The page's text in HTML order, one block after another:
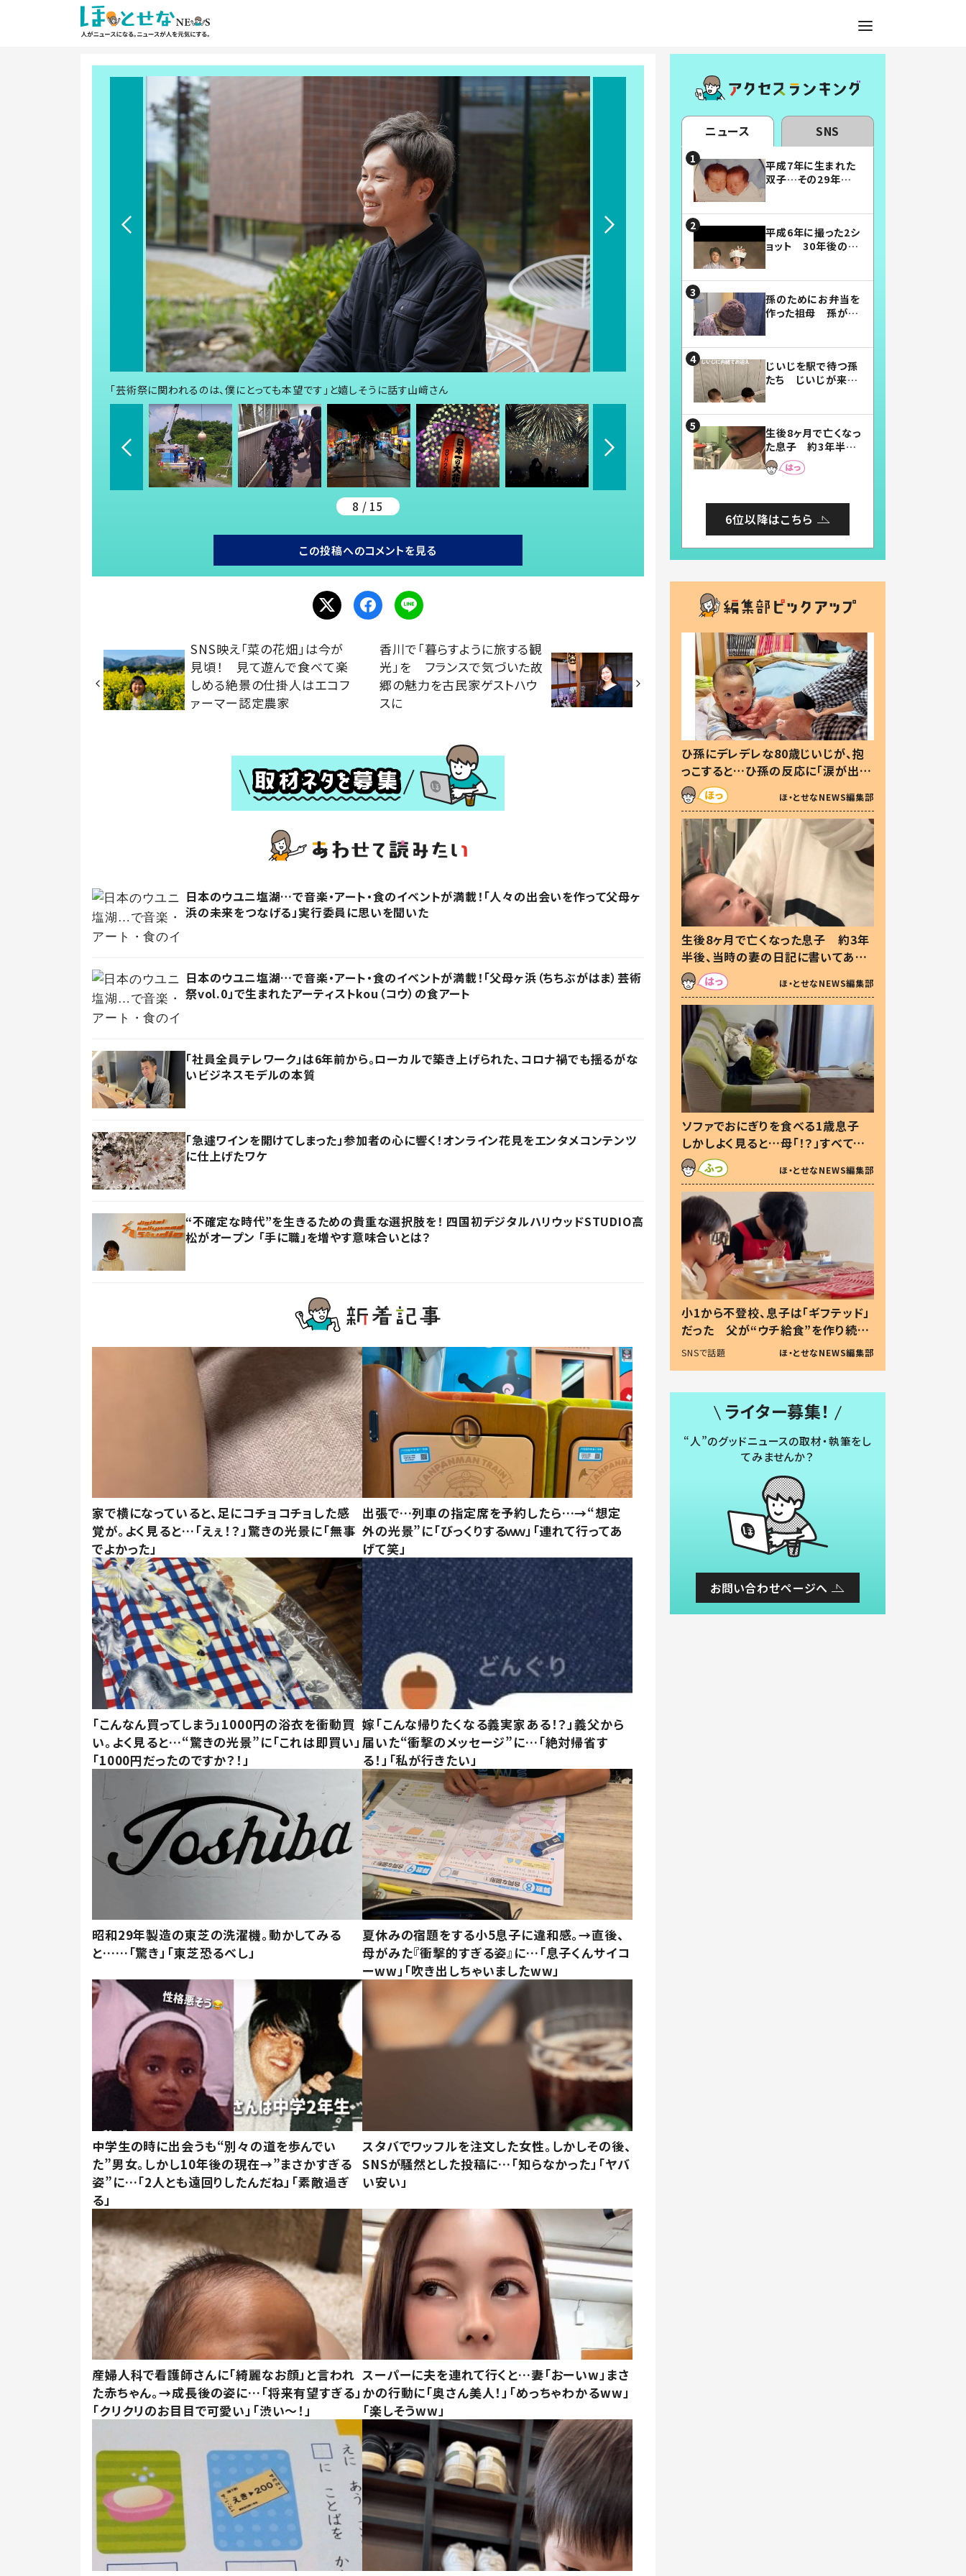
「芸術祭に関われるのは、僕にとっても本望です」と嬉しそうに話す山﨑さん
8 / 15
この投稿へのコメントを見る
SNS映え「菜の花畑」は今が
見頃！ 見て遊んで食べて楽
しめる絶景の仕掛人はエコフ
ァーマー認定農家
香川で「暮らすように旅する観
光」を フランスで気づいた故
郷の魅力を古民家ゲストハウ
スに
日本のウユニ塩湖…で音楽・アート・食のイベントが満載！「人々の出会いを作って父母ヶ
浜の未来をつなげる」実行委員に思いを聞いた
日本のウユニ塩湖…で音楽・アート・食のイベントが満載！「父母ヶ浜（ちちぶがはま）芸術
祭vol.0」で生まれたアーティストkou（コウ）の食アート
「社員全員テレワーク」は6年前から。ローカルで築き上げられた、コロナ禍でも揺るがな
いビジネスモデルの本質
「急遽ワインを開けてしまった」参加者の心に響く！オンライン花見をエンタメコンテンツ
に仕上げたワケ
“不確定な時代”を生きるための貴重な選択肢を！ 四国初デジタルハリウッドSTUDIO高
松がオープン 「手に職」を増やす意味合いとは？
家で横になっていると、足にコチョコチョした感
覚が。よく見ると…「えぇ！？」驚きの光景に「無事
でよかった」
出張で…列車の指定席を予約したら…→“想定
外の光景”に「びっくりするｗｗ」「連れて行ってあ
げて笑」
「こんなん買ってしまう」1000円の浴衣を衝動買
い。よく見ると…“驚きの光景”に「これは即買い」
「1000円だったのですか？！」
嫁「こんな帰りたくなる義実家ある！？」義父から
届いた“衝撃のメッセージ”に…「絶対帰省す
る！」「私が行きたい」
昭和29年製造の東芝の洗濯機。動かしてみる
と……「驚き」「東芝恐るべし」
夏休みの宿題をする小5息子に違和感。→直後、
母がみた『衝撃的すぎる姿』に…「息子くんサイコ
ーww」「吹き出しちゃいましたww」
中学生の時に出会うも“別々の道を歩んでい
た”男女。しかし10年後の現在→”まさかすぎる
姿”に…「2人とも遠回りしたんだね」「素敵過ぎ
る」
スタバでワッフルを注文した女性。しかしその後、
SNSが騒然とした投稿に…「知らなかった」「ヤバ
い安い」
産婦人科で看護師さんに「綺麗なお顔」と言われ
た赤ちゃん。→成長後の姿に…「将来有望すぎる」
「クリクリのお目目で可愛い」「渋い～！」
スーパーに夫を連れて行くと…妻「おーいw」まさ
かの行動に「奥さん美人！」「めっちゃわかるww」
「楽しそうww」
ニュース SNS
平成7年に生まれた
双子…その29年後
平成6年に撮った2シ
ョット 30年後の姿
孫のためにお弁当を
作った祖母 孫が絶
じいじを駅で待つ孫
たち じいじが来た
まらない」「幸せにな
れる」
生後8ヶ月で亡くなっ
た息子 約3年半
後、当時の妻の日記
に書いてあった本音
6位以降はこちら
ひ孫にデレデレな80歳じいじが、抱
っこすると…ひ孫の反応に「涙が出ま
した」「可愛くて仕方ない」
ほ・とせなNEWS編集部
生後8ヶ月で亡くなった息子 約3年
半後、当時の妻の日記に書いてあっ
た本音とは
ほ・とせなNEWS編集部
ソファでおにぎりを食べる1歳息子
しかしよく見ると…母「！？」すべてを
察した母の投稿に「可愛いから許
す！」「現行犯〜」
ほ・とせなNEWS編集部
小1から不登校、息子は「ギフテッド」
だった 父が“ウチ給食”を作り続け
る理由とは #令和の親 #令和の子
SNSで話題 ほ・とせなNEWS編集部
ライター募集！
“人”のグッドニュースの取材・執筆をし
てみませんか？
お問い合わせページへ